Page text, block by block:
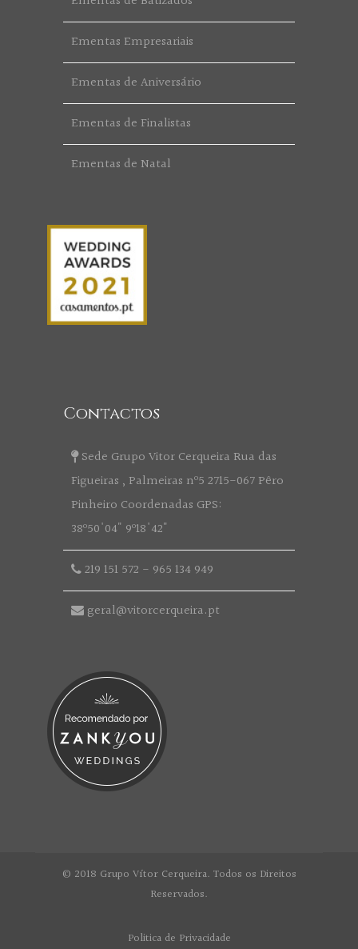
Ementas Empresariais
Ementas de Aniversário
Ementas de Finalistas
Ementas de Natal
Contactos
Sede Grupo Vitor Cerqueira Rua das
Figueiras , Palmeiras nº5 2715-067 Pêro
Pinheiro Coordenadas GPS:
38º50'04" 9º18'42"
219 151 572 - 965 134 949
geral@vitorcerqueira.pt
© 2018 Grupo Vítor Cerqueira. Todos os Direitos
Reservados.
Politica de Privacidade